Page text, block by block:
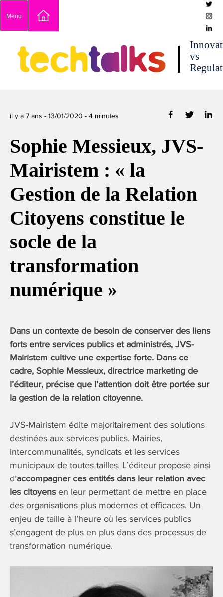
content
Menu
techtalks
vs
il y a 7 ans - 13/01/2020 - 4 minutes
Sophie Messieux, JVS-
Mairistem : « la
Gestion de la Relation
Citoyens constitue le
socle de la
transformation
numérique »
Dans un contexte de besoin de conserver des liens
forts entre services publics et administrés, JVS-
Mairistem cultive une expertise forte. Dans ce
cadre, Sophie Messieux, directrice marketing de
l’éditeur, précise que l’attention doit être portée sur
la gestion de la relation citoyenne.
JVS-Mairistem édite majoritairement des solutions
destinées aux services publics. Mairies,
intercommunalités, syndicats et les services
municipaux de toutes tailles. L’éditeur propose ainsi
d’accompagner ces entités dans leur relation avec
les citoyensen leur permettant de mettre en place
des organisations plus modernes et efficaces. Un
enjeu de taille à l’heure où les services publics
s’engagent de plus en plus dans des processus de
transformation numérique.